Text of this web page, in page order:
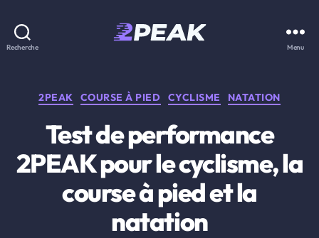
Recherche Menu
Catégories
2PEAK COURSE À PIED CYCLISME NATATION
Test de performance
2PEAK pour le cyclisme, la
course à pied et la
natation